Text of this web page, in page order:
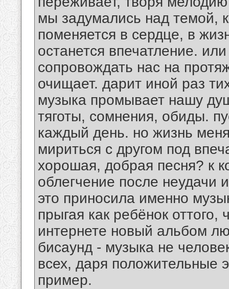
мы задумались над темой,
поменяется в сердце, в
останется впечатление.
сопровождать нас на
очищает. дарит иной раз
музыка промывает нашу
тяготы, сомнения, обиды.
каждый день. но жизнь
мириться с другом под
хорошая, добрая песня? к
облегчение после неудачи
это приносила именно
прыгая как ребёнок
интернете новый альбом
бисаунд - музыка не
всех, даря положительные
пример.